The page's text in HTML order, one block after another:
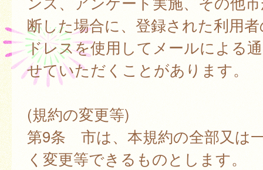
断した場合に、登録された利用
ドレスを使用してメールによる
せていただくことがあります。
(規約の変更等)
第9条 市は、本規約の全部又は
く変更等できるものとします。